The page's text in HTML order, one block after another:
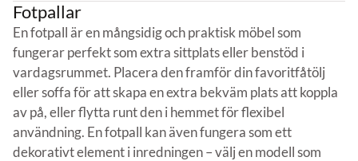
Fotpallar
En fotpall är en mångsidig och praktisk möbel som
fungerar perfekt som extra sittplats eller benstöd i
vardagsrummet. Placera den framför din favoritfåtölj
eller soffa för att skapa en extra bekväm plats att koppla
av på, eller flytta runt den i hemmet för flexibel
användning. En fotpall kan även fungera som ett
dekorativt element i inredningen – välj en modell som